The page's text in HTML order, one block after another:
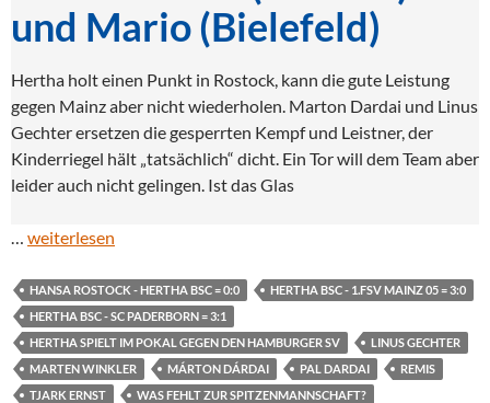
und Mario (Bielefeld)
Hertha holt einen Punkt in Rostock, kann die gute Leistung
gegen Mainz aber nicht wiederholen. Marton Dardai und Linus
Gechter ersetzen die gesperrten Kempf und Leistner, der
Kinderriegel hält „tatsächlich“ dicht. Ein Tor will dem Team aber
leider auch nicht gelingen. Ist das Glas
… weiterlesen
HANSA ROSTOCK - HERTHA BSC = 0:0
HERTHA BSC - 1.FSV MAINZ 05 = 3:0
HERTHA BSC - SC PADERBORN = 3:1
HERTHA SPIELT IM POKAL GEGEN DEN HAMBURGER SV
LINUS GECHTER
MARTEN WINKLER
MÁRTON DÁRDAI PAL DARDAI
REMIS
TJARK ERNST
WAS FEHLT ZUR SPITZENMANNSCHAFT?